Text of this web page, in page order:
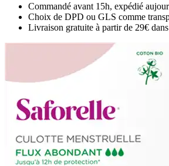
Commandé avant 15h, expédié
Choix de DPD ou GLS comme
Livraison gratuite à partir de 29€